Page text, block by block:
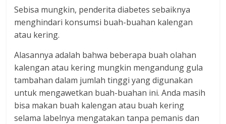
Sebisa mungkin, penderita diabetes sebaiknya
menghindari konsumsi buah-buahan kalengan
atau kering.
Alasannya adalah bahwa beberapa buah olahan
kalengan atau kering mungkin mengandung gula
tambahan dalam jumlah tinggi yang digunakan
untuk mengawetkan buah-buahan ini. Anda masih
bisa makan buah kalengan atau buah kering
selama labelnya mengatakan tanpa pemanis dan